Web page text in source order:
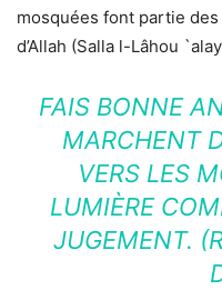
mosquées font partie
d’Allah (Salla l-Lâhou
FAIS BONNE
MARCHENT
VERS LES
LUMIÈRE
JUGEMENT.